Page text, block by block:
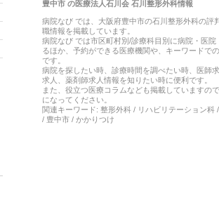
豊中市の医療法人石川会 石川整形外科情報
病院なび では、 大阪府豊中市の石川整形外科の評
職情報を掲載しています。
病院なび では市区町村別/診療科目別に病院・医院
るほか、予約ができる医療機関や、キーワードで
です。
病院を探したい時、診療時間を調べたい時、医師
求人、薬剤師求人情報を知りたい時に便利です。
また、役立つ医療コラムなども掲載していますの
になってください。
関連キーワード: 整形外科 / リハビリテーション科
/ 豊中市 / かかりつけ